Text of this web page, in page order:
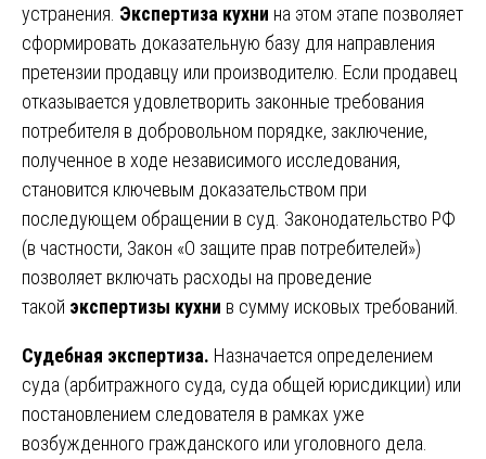
устранения. Экспертиза кухни на этом этапе позволяет
сформировать доказательную базу для направления
претензии продавцу или производителю. Если продавец
отказывается удовлетворить законные требования
потребителя в добровольном порядке, заключение,
полученное в ходе независимого исследования,
становится ключевым доказательством при
последующем обращении в суд. Законодательство РФ
(в частности, Закон «О защите прав потребителей»)
позволяет включать расходы на проведение
такой экспертизы кухни в сумму исковых требований.
Судебная экспертиза. Назначается определением
суда (арбитражного суда, суда общей юрисдикции) или
постановлением следователя в рамках уже
возбужденного гражданского или уголовного дела.